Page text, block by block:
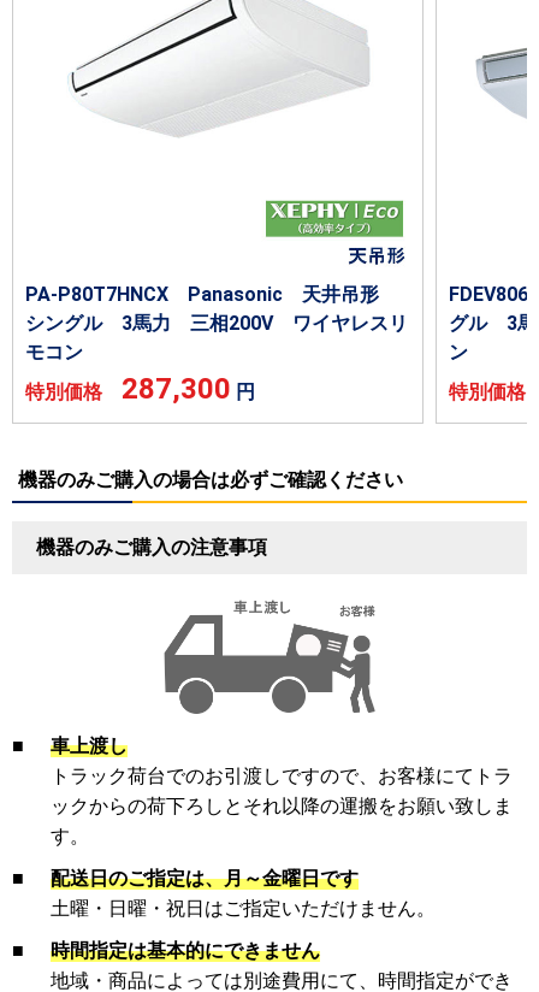
PA-P80T7HNCX Panasonic 天井吊形
シングル 3馬力 三相200V ワイヤレスリ
モコン
特別価格 287,300 円
グル 3馬
ン
特別価
機器のみご購入の場合は必ずご確認ください
機器のみご購入の注意事項
■
車上渡し
トラック荷台でのお引渡しですので、お客様にてトラ
ックからの荷下ろしとそれ以降の運搬をお願い致しま
す。
■
配送日のご指定は、月～金曜日です
土曜・日曜・祝日はご指定いただけません。
■
時間指定は基本的にできません
地域・商品によっては別途費用にて、時間指定ができ